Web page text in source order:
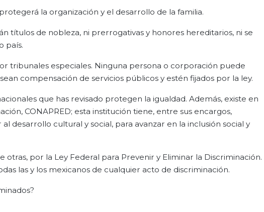
la organización y el desarrollo de la familia.
títulos de nobleza, ni prerrogativas y honores hereditarios, ni se
país.
tribunales especiales. Ninguna persona o corporación puede
compensación de servicios públicos y estén fijados por la ley.
que has revisado protegen la igualdad. Además, existe en
CONAPRED; esta institución tiene, entre sus encargos,
desarrollo cultural y social, para avanzar en la inclusión social y
otras, por la Ley Federal para Prevenir y Eliminar la Discriminación.
las y los mexicanos de cualquier acto de discriminación.